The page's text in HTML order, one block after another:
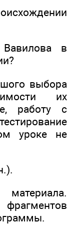
в
выбора
их
работу с
уроке не